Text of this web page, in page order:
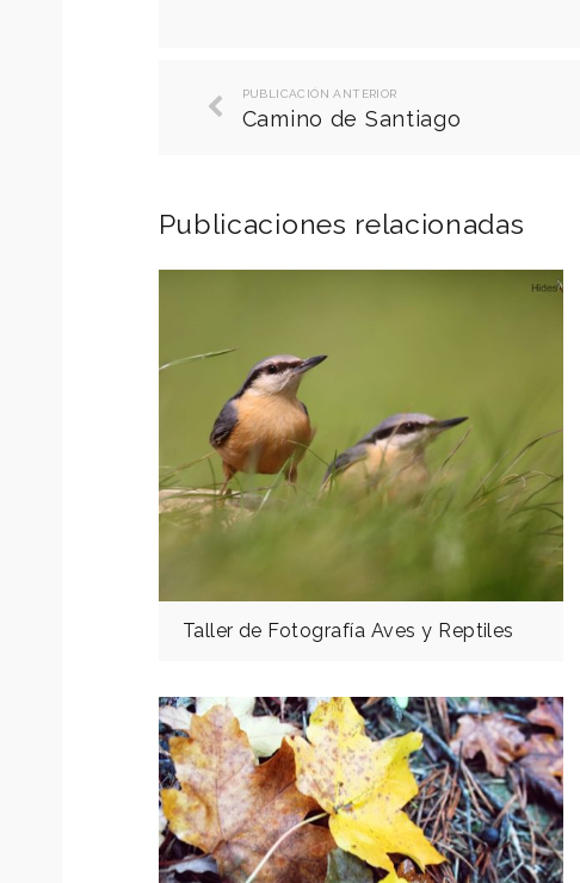
PUBLICACIÓN ANTERIOR
Camino de Santiago
Publicaciones relacionadas
Taller de Fotografía Aves y Reptiles